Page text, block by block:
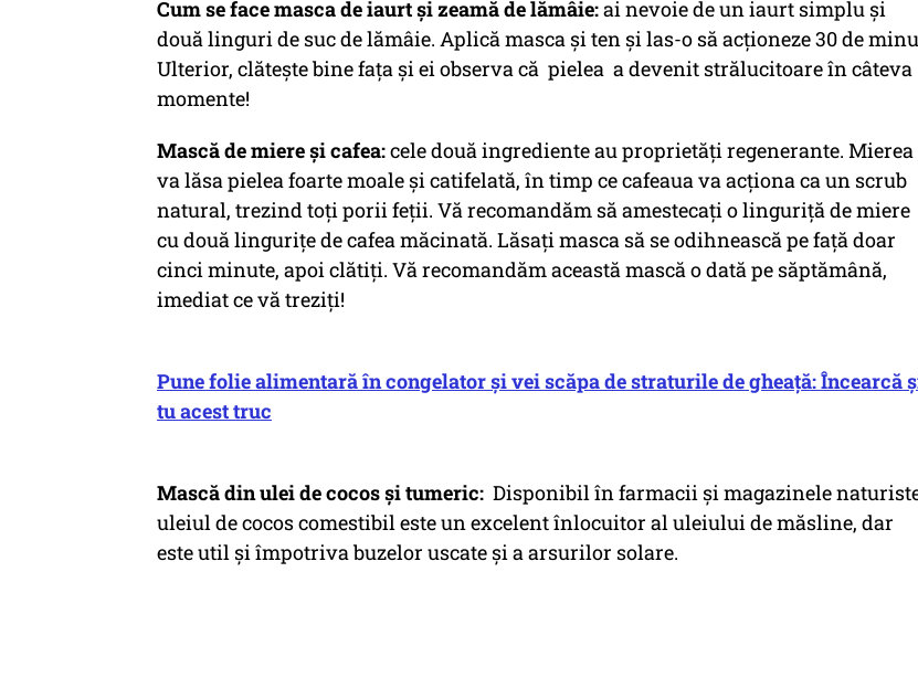
Cum se face masca de iaurt și zeamă de lămâie:ai nevoie de un iaurt simplu și
două linguri de suc de lămâie. Aplică masca și ten și las-o să acționeze 30 de
Ulterior, clătește bine fața și ei observa că pielea a devenit strălucitoare în câteva
momente!
Mască de miere și cafea:cele două ingrediente au proprietăți regenerante. Mierea
va lăsa pielea foarte moale și catifelată, în timp ce cafeaua va acționa ca un scrub
natural, trezind toți porii feții. Vă recomandăm să amestecați o linguriță de miere
cu două lingurițe de cafea măcinată. Lăsați masca să se odihnească pe față doar
cinci minute, apoi clătiți. Vă recomandăm această mască o dată pe săptămână,
imediat ce vă treziți!
Pune folie alimentară în congelator și vei scăpa de straturile de gheață: Încearcă
tu acest truc
Mască din ulei de cocos și tumeric: Disponibil în farmacii și magazinele
uleiul de cocos comestibil este un excelent înlocuitor al uleiului de măsline, dar
este util și împotriva buzelor uscate și a arsurilor solare.